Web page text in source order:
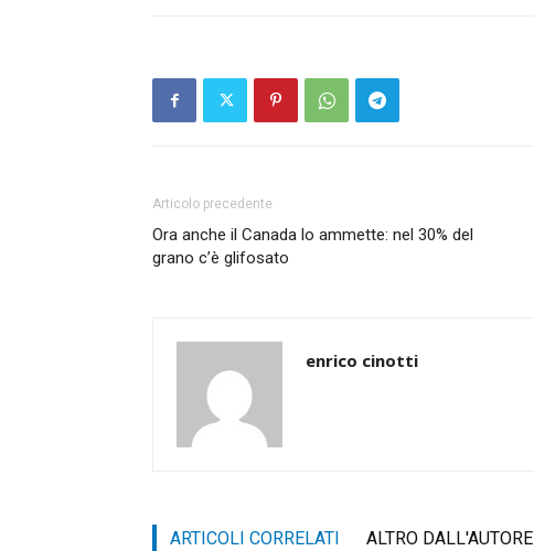
Articolo precedente
Ora anche il Canada lo ammette: nel 30% del
grano c’è glifosato
enrico cinotti
ARTICOLI CORRELATI ALTRO DALL'AUTORE